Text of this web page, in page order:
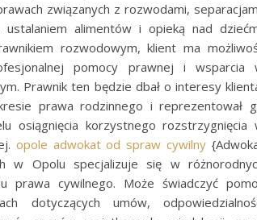
związanych z rozwodami,
ustalaniem alimentów i opieką nad
rozwodowym, klient ma
pomocy prawnej i wsparcia
Prawnik ten będzie dbał o interesy
prawa rodzinnego i reprezentował
osiągnięcia korzystnego rozstrzygnięcia
opole adwokat od spraw cywilny
w Opolu specjalizuje się w
prawa cywilnego. Może świadczyć
dotyczących umów,